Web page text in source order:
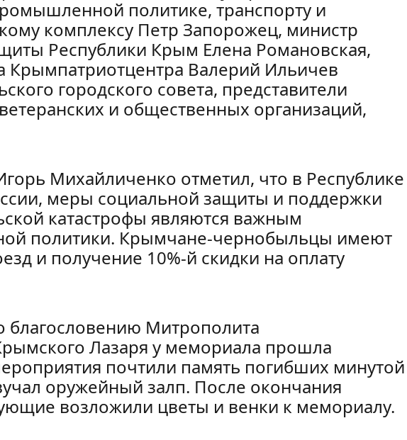
политике, транспорту и
комплексу Петр Запорожец, министр
Республики Крым Елена Романовская,
Крымпатриотцентра Валерий Ильичев
городского совета, представители
и общественных организаций,
Михайличенко отметил, что в Республике
меры социальной защиты и поддержки
катастрофы являются важным
политики. Крымчане-чернобыльцы имеют
и получение 10%-й скидки на оплату
благословению Митрополита
Лазаря у мемориала прошла
почтили память погибших минутой
оружейный залп. После окончания
возложили цветы и венки к мемориалу.